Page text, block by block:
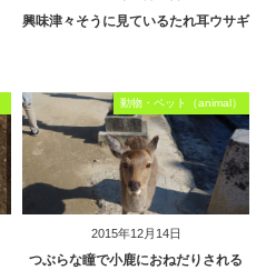
興味津々そうに見ているたれ耳ウサギ
2015年12月14日
動物・ペット（animal）
つぶらな瞳で小鹿におねだりされる